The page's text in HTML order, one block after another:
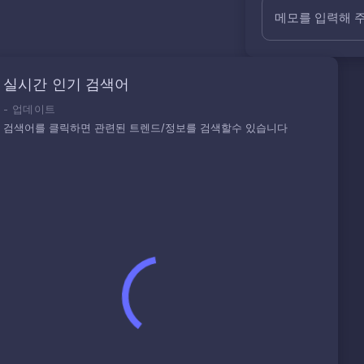
메모를 입력해
실시간 인기 검색어
- 업데이트
검색어를 클릭하면 관련된 트렌드/정보를 검색할수 있습니다